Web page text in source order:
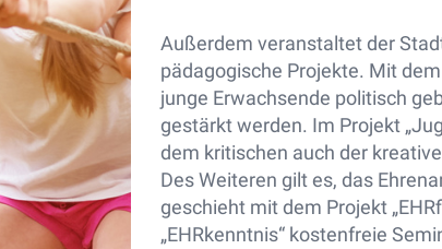
Außerdem veranstaltet der
pädagogische Projekte. Mit
junge Erwachsende politisch
gestärkt werden. Im Projekt
dem kritischen auch der
Des Weiteren gilt es, das
geschieht mit dem Projekt
„EHRkenntnis“ kostenfreie